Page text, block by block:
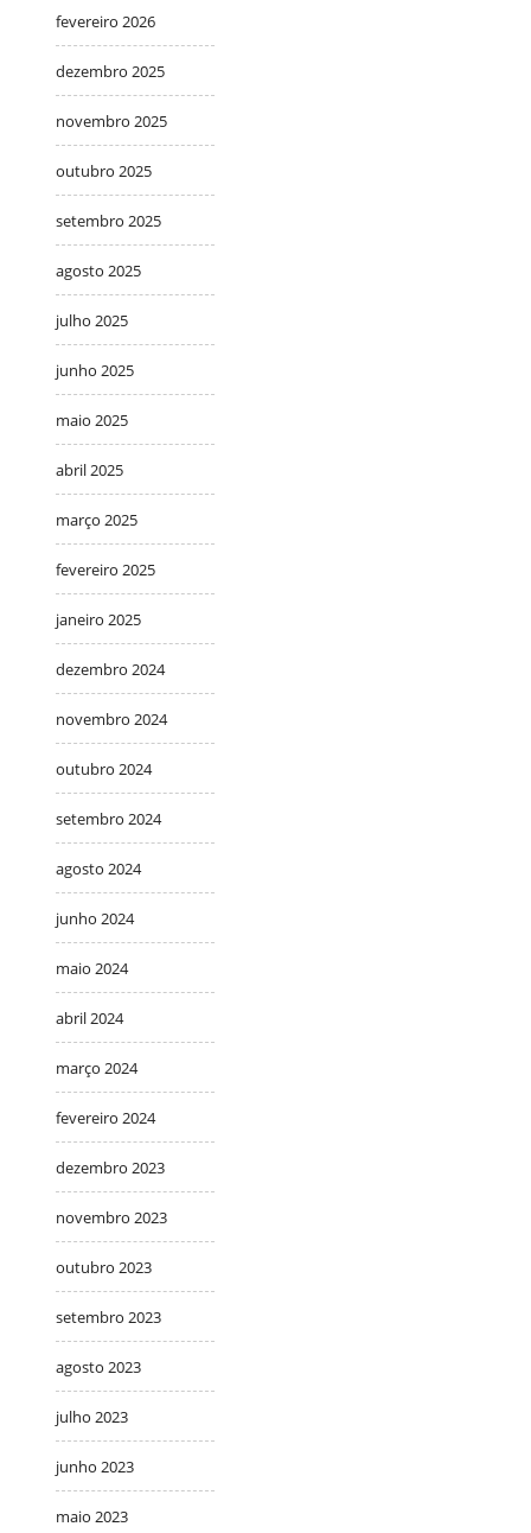
fevereiro 2026
dezembro 2025
novembro 2025
outubro 2025
setembro 2025
agosto 2025
julho 2025
junho 2025
maio 2025
abril 2025
março 2025
fevereiro 2025
janeiro 2025
dezembro 2024
novembro 2024
outubro 2024
setembro 2024
agosto 2024
junho 2024
maio 2024
abril 2024
março 2024
fevereiro 2024
dezembro 2023
novembro 2023
outubro 2023
setembro 2023
agosto 2023
julho 2023
junho 2023
maio 2023